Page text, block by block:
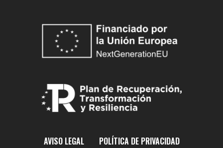
AVISO LEGAL
POLÍTICA DE PRIVACIDAD